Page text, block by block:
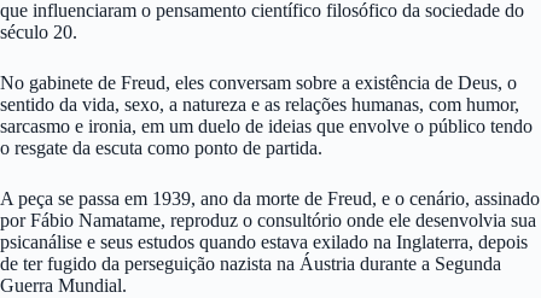
que influenciaram o pensamento científico filosófico da sociedade do
século 20.
No gabinete de Freud, eles conversam sobre a existência de Deus, o
sentido da vida, sexo, a natureza e as relações humanas, com humor,
sarcasmo e ironia, em um duelo de ideias que envolve o público tendo
o resgate da escuta como ponto de partida.
A peça se passa em 1939, ano da morte de Freud, e o cenário, assinado
por Fábio Namatame, reproduz o consultório onde ele desenvolvia sua
psicanálise e seus estudos quando estava exilado na Inglaterra, depois
de ter fugido da perseguição nazista na Áustria durante a Segunda
Guerra Mundial.